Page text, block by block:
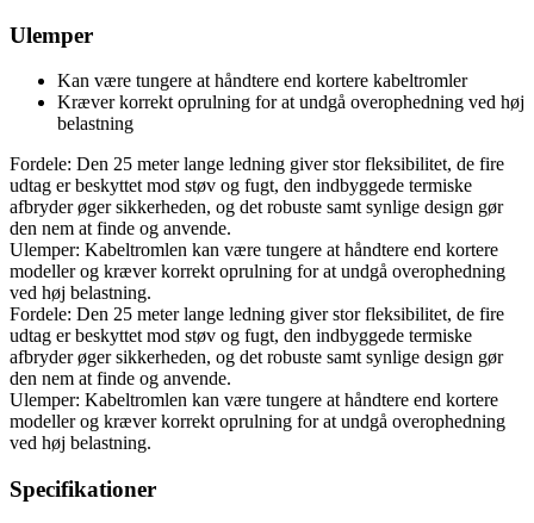
Ulemper
Kan være tungere at håndtere end kortere kabeltromler
Kræver korrekt oprulning for at undgå overophedning ved høj
belastning
Fordele: Den 25 meter lange ledning giver stor fleksibilitet, de fire
udtag er beskyttet mod støv og fugt, den indbyggede termiske
afbryder øger sikkerheden, og det robuste samt synlige design gør
den nem at finde og anvende.
Ulemper: Kabeltromlen kan være tungere at håndtere end kortere
modeller og kræver korrekt oprulning for at undgå overophedning
ved høj belastning.
Fordele: Den 25 meter lange ledning giver stor fleksibilitet, de fire
udtag er beskyttet mod støv og fugt, den indbyggede termiske
afbryder øger sikkerheden, og det robuste samt synlige design gør
den nem at finde og anvende.
Ulemper: Kabeltromlen kan være tungere at håndtere end kortere
modeller og kræver korrekt oprulning for at undgå overophedning
ved høj belastning.
Specifikationer